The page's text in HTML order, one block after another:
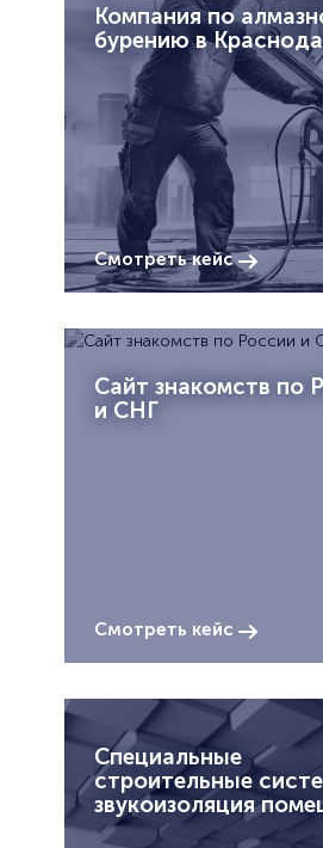
Компания по
бурению в
Смотреть кейс
Сайт знакомств по
и СНГ
Смотреть кейс
Специальные
строительные
звукоизоляция